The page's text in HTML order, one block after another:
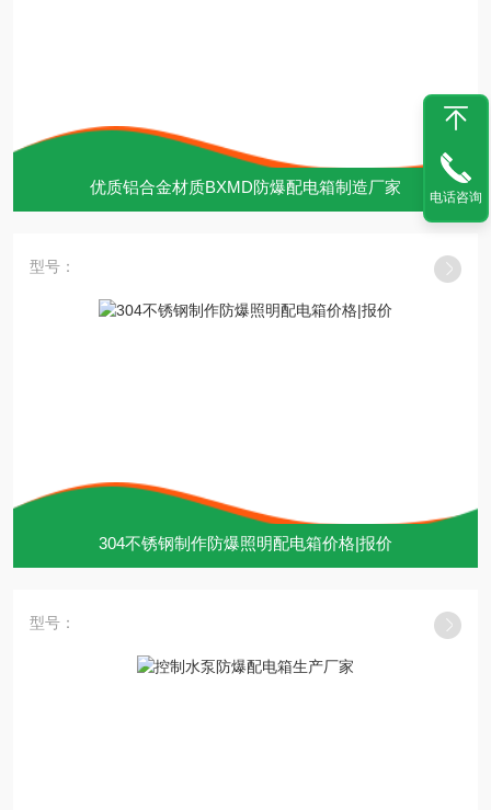
优质铝合金材质BXMD防爆配电箱制造厂家
型号：
304不锈钢制作防爆照明配电箱价格|报价
型号：
电话咨询